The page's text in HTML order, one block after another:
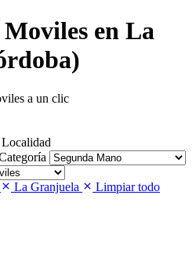
en La
a un clic
Localidad
La Granjuela
Limpiar todo